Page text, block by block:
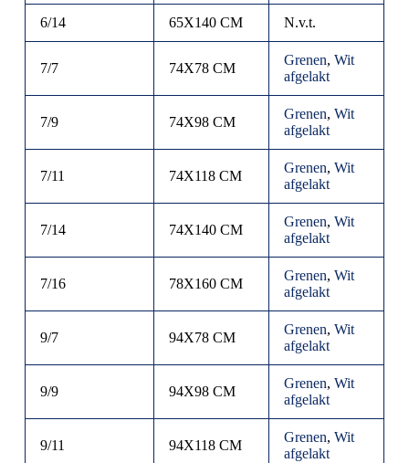
6/14 65X140 CM N.v.t.
7/7 74X78 CM
Grenen, Wit
afgelakt
7/9 74X98 CM
Grenen, Wit
afgelakt
7/11 74X118 CM
Grenen, Wit
afgelakt
7/14 74X140 CM
Grenen, Wit
afgelakt
7/16 78X160 CM
Grenen, Wit
afgelakt
9/7 94X78 CM
Grenen, Wit
afgelakt
9/9 94X98 CM
Grenen, Wit
afgelakt
9/11 94X118 CM
Grenen, Wit
afgelakt